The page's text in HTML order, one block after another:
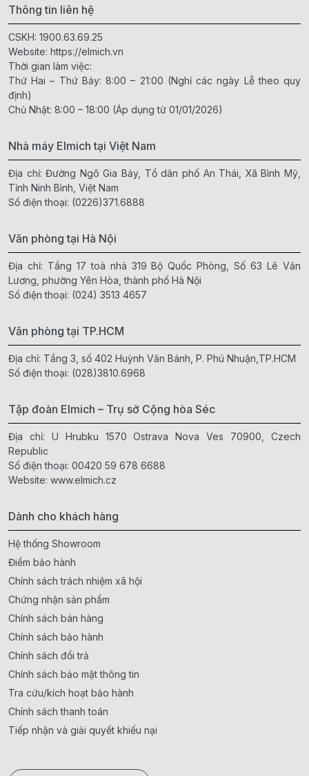
Thông tin liên hệ
CSKH: 1900.63.69.25
Website: https://elmich.vn
Thời gian làm việc:
Thứ Hai – Thứ Bảy: 8:00 – 21:00 (Nghỉ các ngày Lễ theo quy
định)
Chủ Nhật: 8:00 – 18:00 (Áp dụng từ 01/01/2026)
Nhà máy Elmich tại Việt Nam
Địa chỉ: Đường Ngô Gia Bảy, Tổ dân phố An Thái, Xã Bình Mỹ,
Tỉnh Ninh Bình, Việt Nam
Số điện thoại: (0226)371.6888
Văn phòng tại Hà Nội
Địa chỉ: Tầng 17 toà nhà 319 Bộ Quốc Phòng, Số 63 Lê Văn
Lương, phường Yên Hòa, thành phố Hà Nội
Số điện thoại: (024) 3513 4657
Văn phòng tại TP.HCM
Địa chỉ: Tầng 3, số 402 Huỳnh Văn Bánh, P. Phú Nhuận,TP.HCM
Số điện thoại: (028)3810.6968
Tập đoàn Elmich – Trụ sở Cộng hòa Séc
Địa chỉ: U Hrubku 1570 Ostrava Nova Ves 70900, Czech
Republic
Số điện thoại: 00420 59 678 6688
Website: www.elmich.cz
Dành cho khách hàng
Hệ thống Showroom
Điểm bảo hành
Chính sách trách nhiệm xã hội
Chứng nhận sản phẩm
Chính sách bán hàng
Chính sách bảo hành
Chính sách đổi trả
Chính sách bảo mật thông tin
Tra cứu/kích hoạt bảo hành
Chính sách thanh toán
Tiếp nhận và giải quyết khiếu nại